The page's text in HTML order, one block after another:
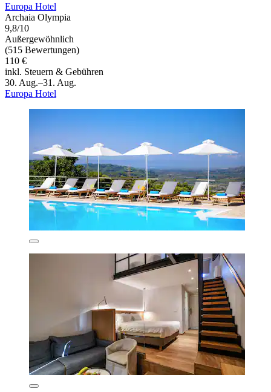
Europa Hotel
Archaia Olympia
9,8/10
Außergewöhnlich
(515 Bewertungen)
110 €
inkl. Steuern & Gebühren
30. Aug.–31. Aug.
Europa Hotel